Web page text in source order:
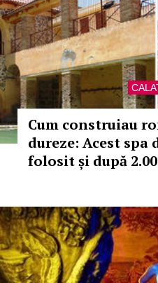
Cum construiau
dureze: Acest spa
folosit și după